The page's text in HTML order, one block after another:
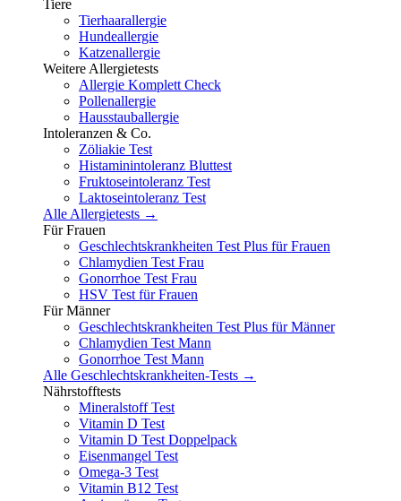
Tiere
Tierhaarallergie
Hundeallergie
Katzenallergie
Weitere Allergietests
Allergie Komplett Check
Pollenallergie
Hausstauballergie
Intoleranzen & Co.
Zöliakie Test
Histaminintoleranz Bluttest
Fruktoseintoleranz Test
Laktoseintoleranz Test
Alle Allergietests →
Für Frauen
Geschlechtskrankheiten Test Plus für Frauen
Chlamydien Test Frau
Gonorrhoe Test Frau
HSV Test für Frauen
Für Männer
Geschlechtskrankheiten Test Plus für Männer
Chlamydien Test Mann
Gonorrhoe Test Mann
Alle Geschlechtskrankheiten-Tests →
Nährstofftests
Mineralstoff Test
Vitamin D Test
Vitamin D Test Doppelpack
Eisenmangel Test
Omega-3 Test
Vitamin B12 Test